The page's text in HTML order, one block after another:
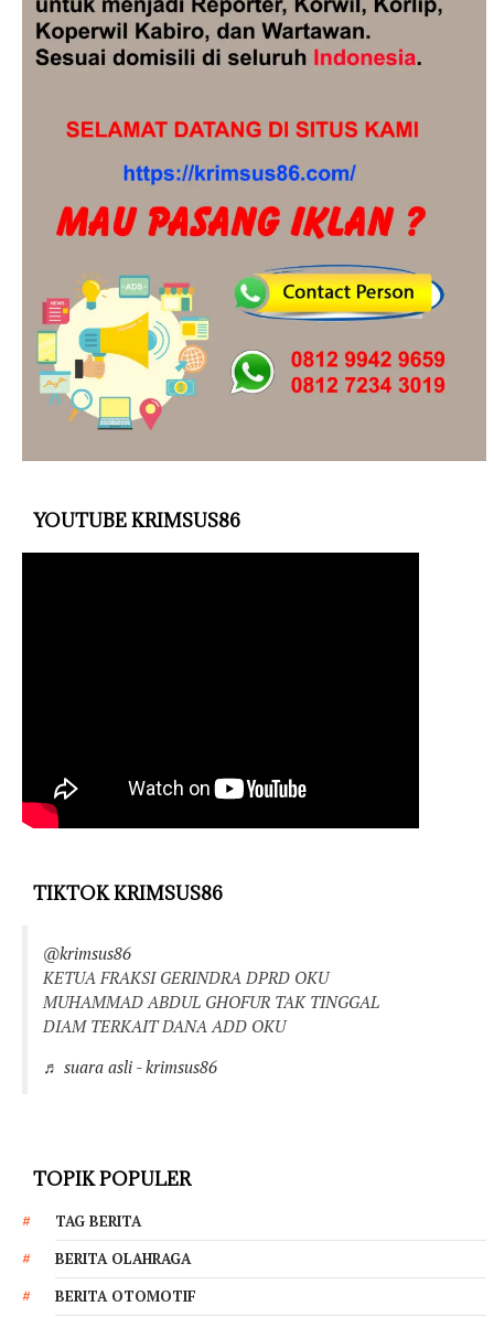
YOUTUBE KRIMSUS86
TIKTOK KRIMSUS86
@krimsus86
KETUA FRAKSI GERINDRA DPRD OKU
MUHAMMAD ABDUL GHOFUR TAK TINGGAL
DIAM TERKAIT DANA ADD OKU
♬ suara asli - krimsus86
TOPIK POPULER
TAG BERITA
BERITA OLAHRAGA
BERITA OTOMOTIF